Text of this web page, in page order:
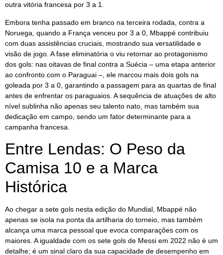
outra vitória francesa por 3 a 1.
Embora tenha passado em branco na terceira rodada, contra a
Noruega, quando a França venceu por 3 a 0, Mbappé contribuiu
com duas assistências cruciais, mostrando sua versatilidade e
visão de jogo. A fase eliminatória o viu retornar ao protagonismo
dos gols: nas oitavas de final contra a Suécia – uma etapa anterior
ao confronto com o Paraguai –, ele marcou mais dois gols na
goleada por 3 a 0, garantindo a passagem para as quartas de final
antes de enfrentar os paraguaios. A sequência de atuações de alto
nível sublinha não apenas seu talento nato, mas também sua
dedicação em campo, sendo um fator determinante para a
campanha francesa.
Entre Lendas: O Peso da
Camisa 10 e a Marca
Histórica
Ao chegar a sete gols nesta edição do Mundial, Mbappé não
apenas se isola na ponta da artilharia do torneio, mas também
alcança uma marca pessoal que evoca comparações com os
maiores. A igualdade com os sete gols de Messi em 2022 não é um
detalhe; é um sinal claro da sua capacidade de desempenho em